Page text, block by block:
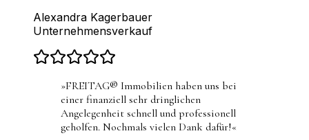
Alexandra Kagerbauer
Unternehmensverkauf
»FREITAG® Immobilien haben uns bei
einer finanziell sehr dringlichen
Angelegenheit schnell und professionell
geholfen. Nochmals vielen Dank dafür!«